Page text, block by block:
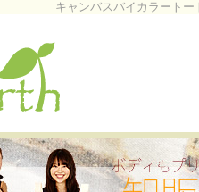
キャンバスバイカラートー